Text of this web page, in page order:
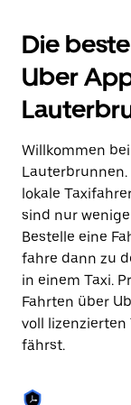
mit
dem
Kalender
zu
interagieren
und
Datum
auszuwählen.
Drücke
die
Escape-
Taste,
um
den
Kalender
zu
schließen.
Die
Uber
Willkommen
lokale
sind nur
Bestelle eine
fahre dann zu
in einem Taxi.
Fahrten über
voll
fährst.